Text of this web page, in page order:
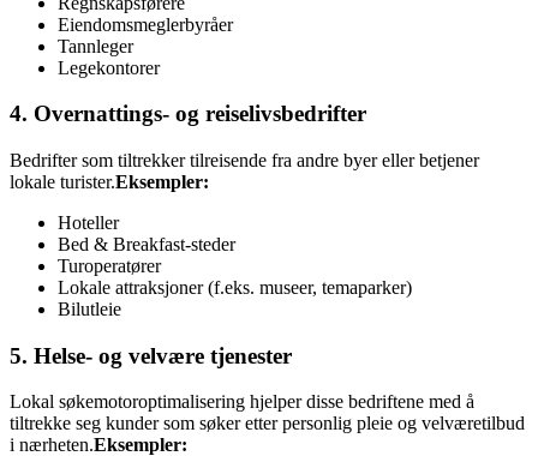
Eiendomsmeglerbyråer
Tannleger
Legekontorer
4. Overnattings- og reiselivsbedrifter
Bedrifter som tiltrekker tilreisende fra andre byer eller betjener
lokale turister.Eksempler:
Hoteller
Bed & Breakfast-steder
Turoperatører
Lokale attraksjoner (f.eks. museer, temaparker)
Bilutleie
5. Helse- og velvære tjenester
Lokal søkemotoroptimalisering hjelper disse bedriftene med å
tiltrekke seg kunder som søker etter personlig pleie og velværetilbud
i nærheten.Eksempler: